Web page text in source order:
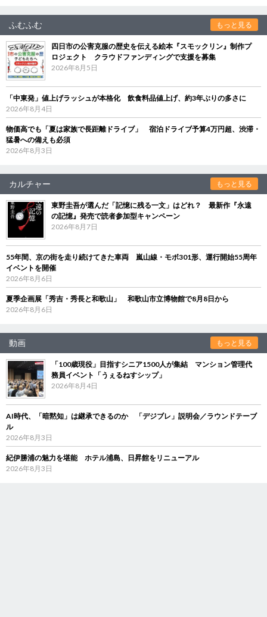
ふむふむ もっと見る
四日市の公害克服の歴史を伝える絵本『スモックリン』制作プ
ロジェクト クラウドファンディングで支援を募集
2026年8月5日
「中東発」値上げラッシュが本格化 飲食料品値上げ、約3年ぶりの多さに
2026年8月4日
物価高でも「夏は家族で長距離ドライブ」 宿泊ドライブ予算4万円超、渋滞・
猛暑への備えも必須
2026年8月3日
カルチャー もっと見る
東野圭吾が選んだ「記憶に残る一文」はどれ？ 最新作『永遠
の記憶』発売で読者参加型キャンペーン
2026年8月7日
55年間、京の街を走り続けてきた車両 嵐山線・モボ301形、運行開始55周年
イベントを開催
2026年8月6日
夏季企画展「秀吉・秀長と和歌山」 和歌山市立博物館で8月8日から
2026年8月6日
動画 もっと見る
「100歳現役」目指すシニア1500人が集結 マンション管理代
務員イベント「うぇるねすシップ」
2026年8月4日
AI時代、「暗黙知」は継承できるのか 「デジブレ」説明会／ラウンドテーブ
ル
2026年8月3日
紀伊勝浦の魅力を堪能 ホテル浦島、日昇館をリニューアル
2026年8月3日